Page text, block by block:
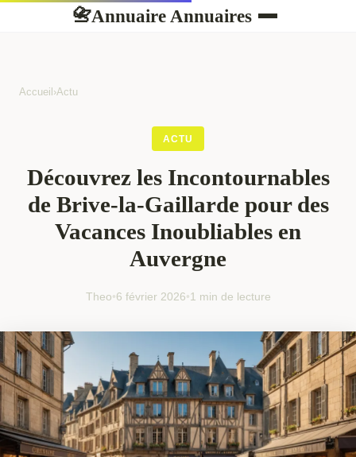
📇Annuaire Annuaires
Accueil ›Actu
ACTU
Découvrez les Incontournables
de Brive-la-Gaillarde pour des
Vacances Inoubliables en
Auvergne
Theo•6 février 2026•1 min de lecture